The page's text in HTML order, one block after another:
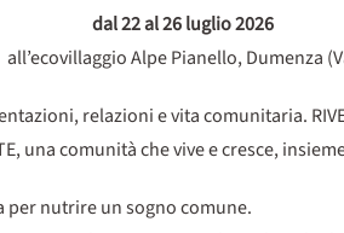
dal 22 al 26 luglio 2026
all’ecovillaggio Alpe Pianello, Dumenza
relazioni e vita comunitaria.
una comunità che vive e cresce,
per nutrire un sogno comune.